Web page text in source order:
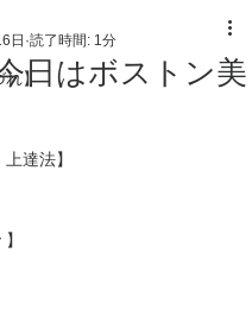
れ】
達法】
日はボストン美
日 読了時間: 1分